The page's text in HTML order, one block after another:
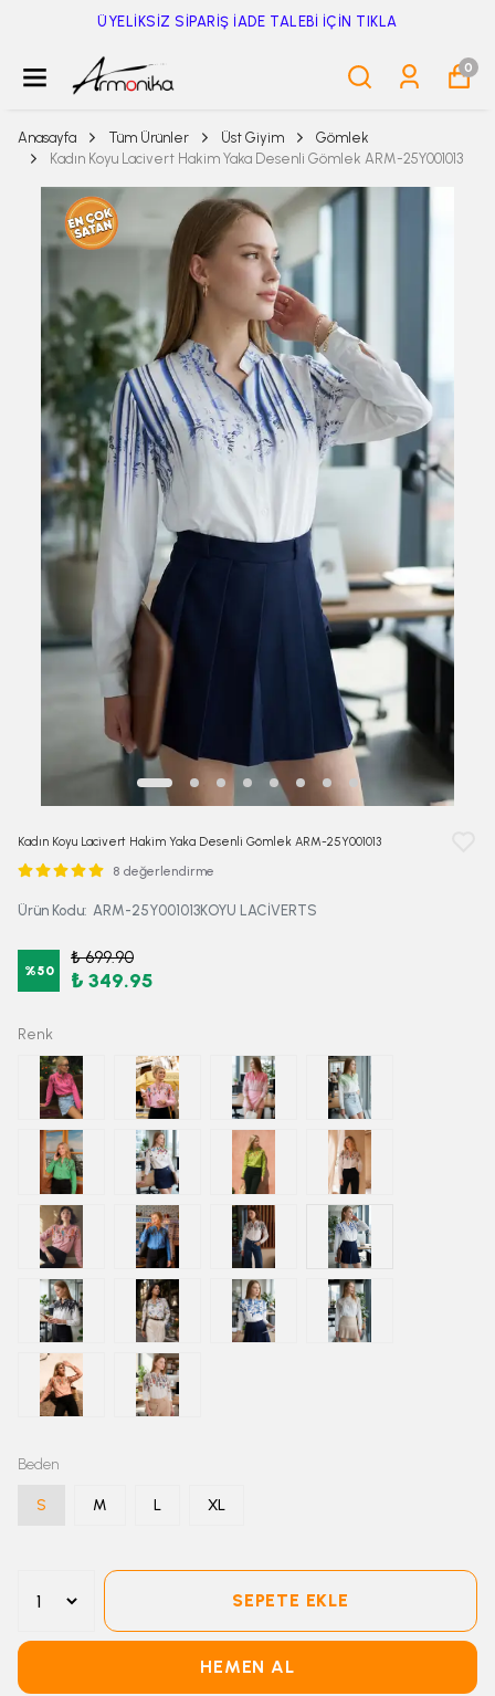
ÜYELİKSİZ SİPARİŞ İADE TALEBİ İÇİN TIKLA
0
Anasayfa Tüm Ürünler Üst Giyim
Gömlek
Kadın Koyu Lacivert Hakim Yaka Desenli Gömlek ARM-25Y001013
Kadın Koyu Lacivert Hakim Yaka Desenli Gömlek ARM-25Y001013
8 değerlendirme
Ürün Kodu: ARM-25Y001013KOYU LACİVERTS
%50
₺ 699.90
₺ 349.95
Renk
Beden
S M L XL
SEPETE EKLE
HEMEN AL